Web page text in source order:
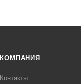
КОМПАНИЯ
Контакты